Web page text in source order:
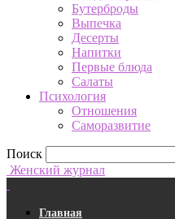
Бутерброды
Выпечка
Десерты
Напитки
Первые блюда
Салаты
Психология
Отношения
Саморазвитие
Поиск
Женский журнал
Главная